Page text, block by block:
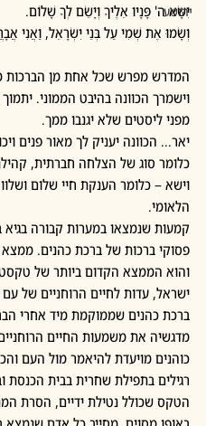
יהושע
יִשָּׂא ה' פָּנָיו אֵלֶיךָ וְיָשֵׂם לְךָ שָׁלוֹם.
וְשָׂמוּ אֶת שְׁמִי עַל בְּנֵי יִשְׂרָאֵל, וַאֲנִי
המדרש מפרש שכל אחת מן הברכות
וישמרך הכוונה בהיבט הממוני.
מפני ליסטים שלא יגנבו ממך.
יאר... הכוונה יעניק לך מאור פנים
כלומר סוג של הצלחה חברתית,
וישא – כלומר הענקת חיי שלום
הלאומי.
קמעות שנמצאו במערות קבורה בגיא
והוא הממצא הקדום ביותר של טקסט
ישראל, עדות לחיים הרוחניים של
ברכת כהנים שממוקמת מיד אחרי
מדגשיה את משמעות החיים
כוהנים מויעדת להיאמר מול העם
רגילים בתפילת שחרית בבית
הטקס שכולל נטילת ידיים, הסרת